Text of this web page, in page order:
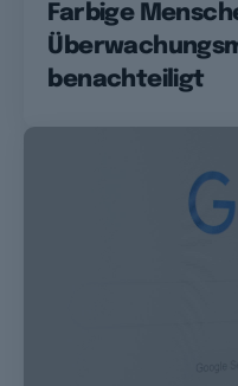
Farbige
benachteiligt